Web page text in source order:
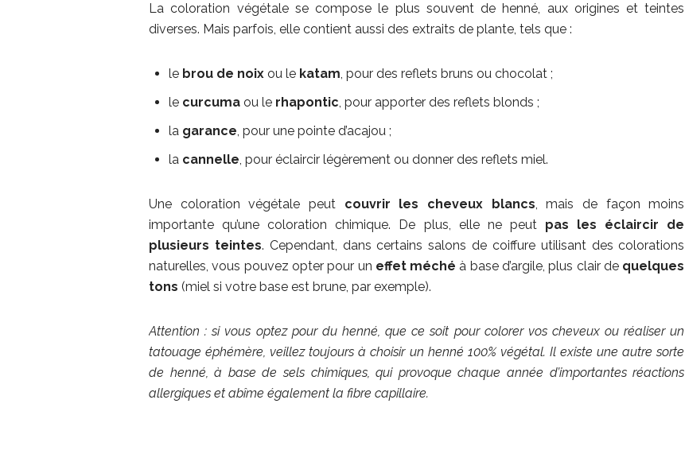
La coloration végétale se compose le plus souvent de henné, aux origines et teintes
diverses. Mais parfois, elle contient aussi des extraits de plante, tels que :
le brou de noix ou le katam, pour des reflets bruns ou chocolat ;
le curcuma ou le rhapontic, pour apporter des reflets blonds ;
la garance, pour une pointe d’acajou ;
la cannelle, pour éclaircir légèrement ou donner des reflets miel.
Une coloration végétale peut couvrir les cheveux blancs, mais de façon moins
importante qu’une coloration chimique. De plus, elle ne peut pas les éclaircir de
plusieurs teintes. Cependant, dans certains salons de coiffure utilisant des colorations
naturelles, vous pouvez opter pour un effet méché à base d’argile, plus clair de quelques
tons (miel si votre base est brune, par exemple).
Attention : si vous optez pour du henné, que ce soit pour colorer vos cheveux ou réaliser un
tatouage éphémère, veillez toujours à choisir un henné 100% végétal. Il existe une autre sorte
de henné, à base de sels chimiques, qui provoque chaque année d’importantes réactions
allergiques et abîme également la fibre capillaire.